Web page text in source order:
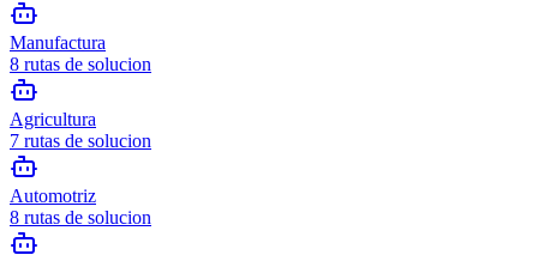
Manufactura
8 rutas de solucion
Agricultura
7 rutas de solucion
Automotriz
8 rutas de solucion